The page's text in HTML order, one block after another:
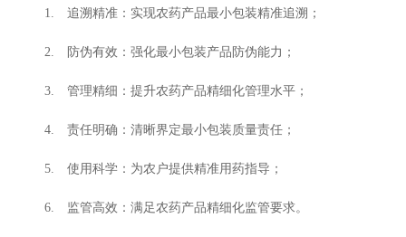
1. 追溯精准：实现农药产品最小包装精准追溯；
2. 防伪有效：强化最小包装产品防伪能力；
3. 管理精细：提升农药产品精细化管理水平；
4. 责任明确：清晰界定最小包装质量责任；
5. 使用科学：为农户提供精准用药指导；
6. 监管高效：满足农药产品精细化监管要求。